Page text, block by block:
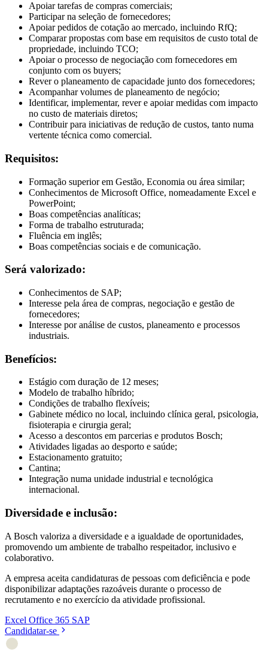
Apoiar tarefas de compras comerciais;
Participar na seleção de fornecedores;
Apoiar pedidos de cotação ao mercado, incluindo RfQ;
Comparar propostas com base em requisitos de custo total de
propriedade, incluindo TCO;
Apoiar o processo de negociação com fornecedores em
conjunto com os buyers;
Rever o planeamento de capacidade junto dos fornecedores;
Acompanhar volumes de planeamento de negócio;
Identificar, implementar, rever e apoiar medidas com impacto
no custo de materiais diretos;
Contribuir para iniciativas de redução de custos, tanto numa
vertente técnica como comercial.
Requisitos:
Formação superior em Gestão, Economia ou área similar;
Conhecimentos de Microsoft Office, nomeadamente Excel e
PowerPoint;
Boas competências analíticas;
Forma de trabalho estruturada;
Fluência em inglês;
Boas competências sociais e de comunicação.
Será valorizado:
Conhecimentos de SAP;
Interesse pela área de compras, negociação e gestão de
fornecedores;
Interesse por análise de custos, planeamento e processos
industriais.
Benefícios:
Estágio com duração de 12 meses;
Modelo de trabalho híbrido;
Condições de trabalho flexíveis;
Gabinete médico no local, incluindo clínica geral, psicologia,
fisioterapia e cirurgia geral;
Acesso a descontos em parcerias e produtos Bosch;
Atividades ligadas ao desporto e saúde;
Estacionamento gratuito;
Cantina;
Integração numa unidade industrial e tecnológica
internacional.
Diversidade e inclusão:
A Bosch valoriza a diversidade e a igualdade de oportunidades,
promovendo um ambiente de trabalho respeitador, inclusivo e
colaborativo.
A empresa aceita candidaturas de pessoas com deficiência e pode
disponibilizar adaptações razoáveis durante o processo de
recrutamento e no exercício da atividade profissional.
Excel Office 365 SAP
Candidatar-se